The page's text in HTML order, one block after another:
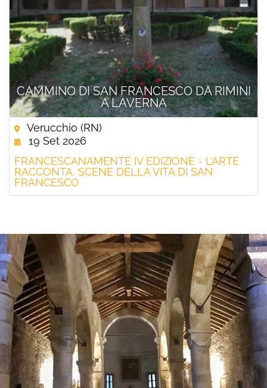
CAMMINO DI SAN FRANCESCO DA RIMINI
A LAVERNA
Verucchio (RN)
19 Set 2026
FRANCESCANAMENTE IV EDIZIONE - L’ARTE
RACCONTA, SCENE DELLA VITA DI SAN
FRANCESCO